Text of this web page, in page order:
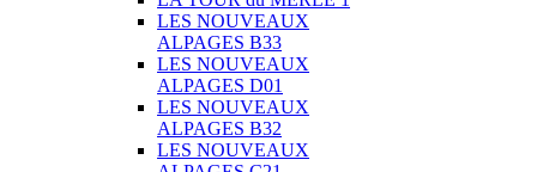
LES NOUVEAUX
ALPAGES B33
LES NOUVEAUX
ALPAGES D01
LES NOUVEAUX
ALPAGES B32
LES NOUVEAUX